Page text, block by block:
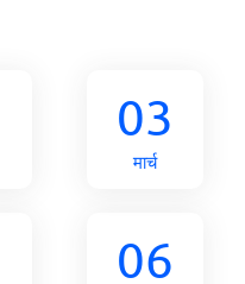
03
मार्च
06